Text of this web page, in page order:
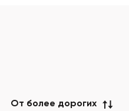
От более дорогих